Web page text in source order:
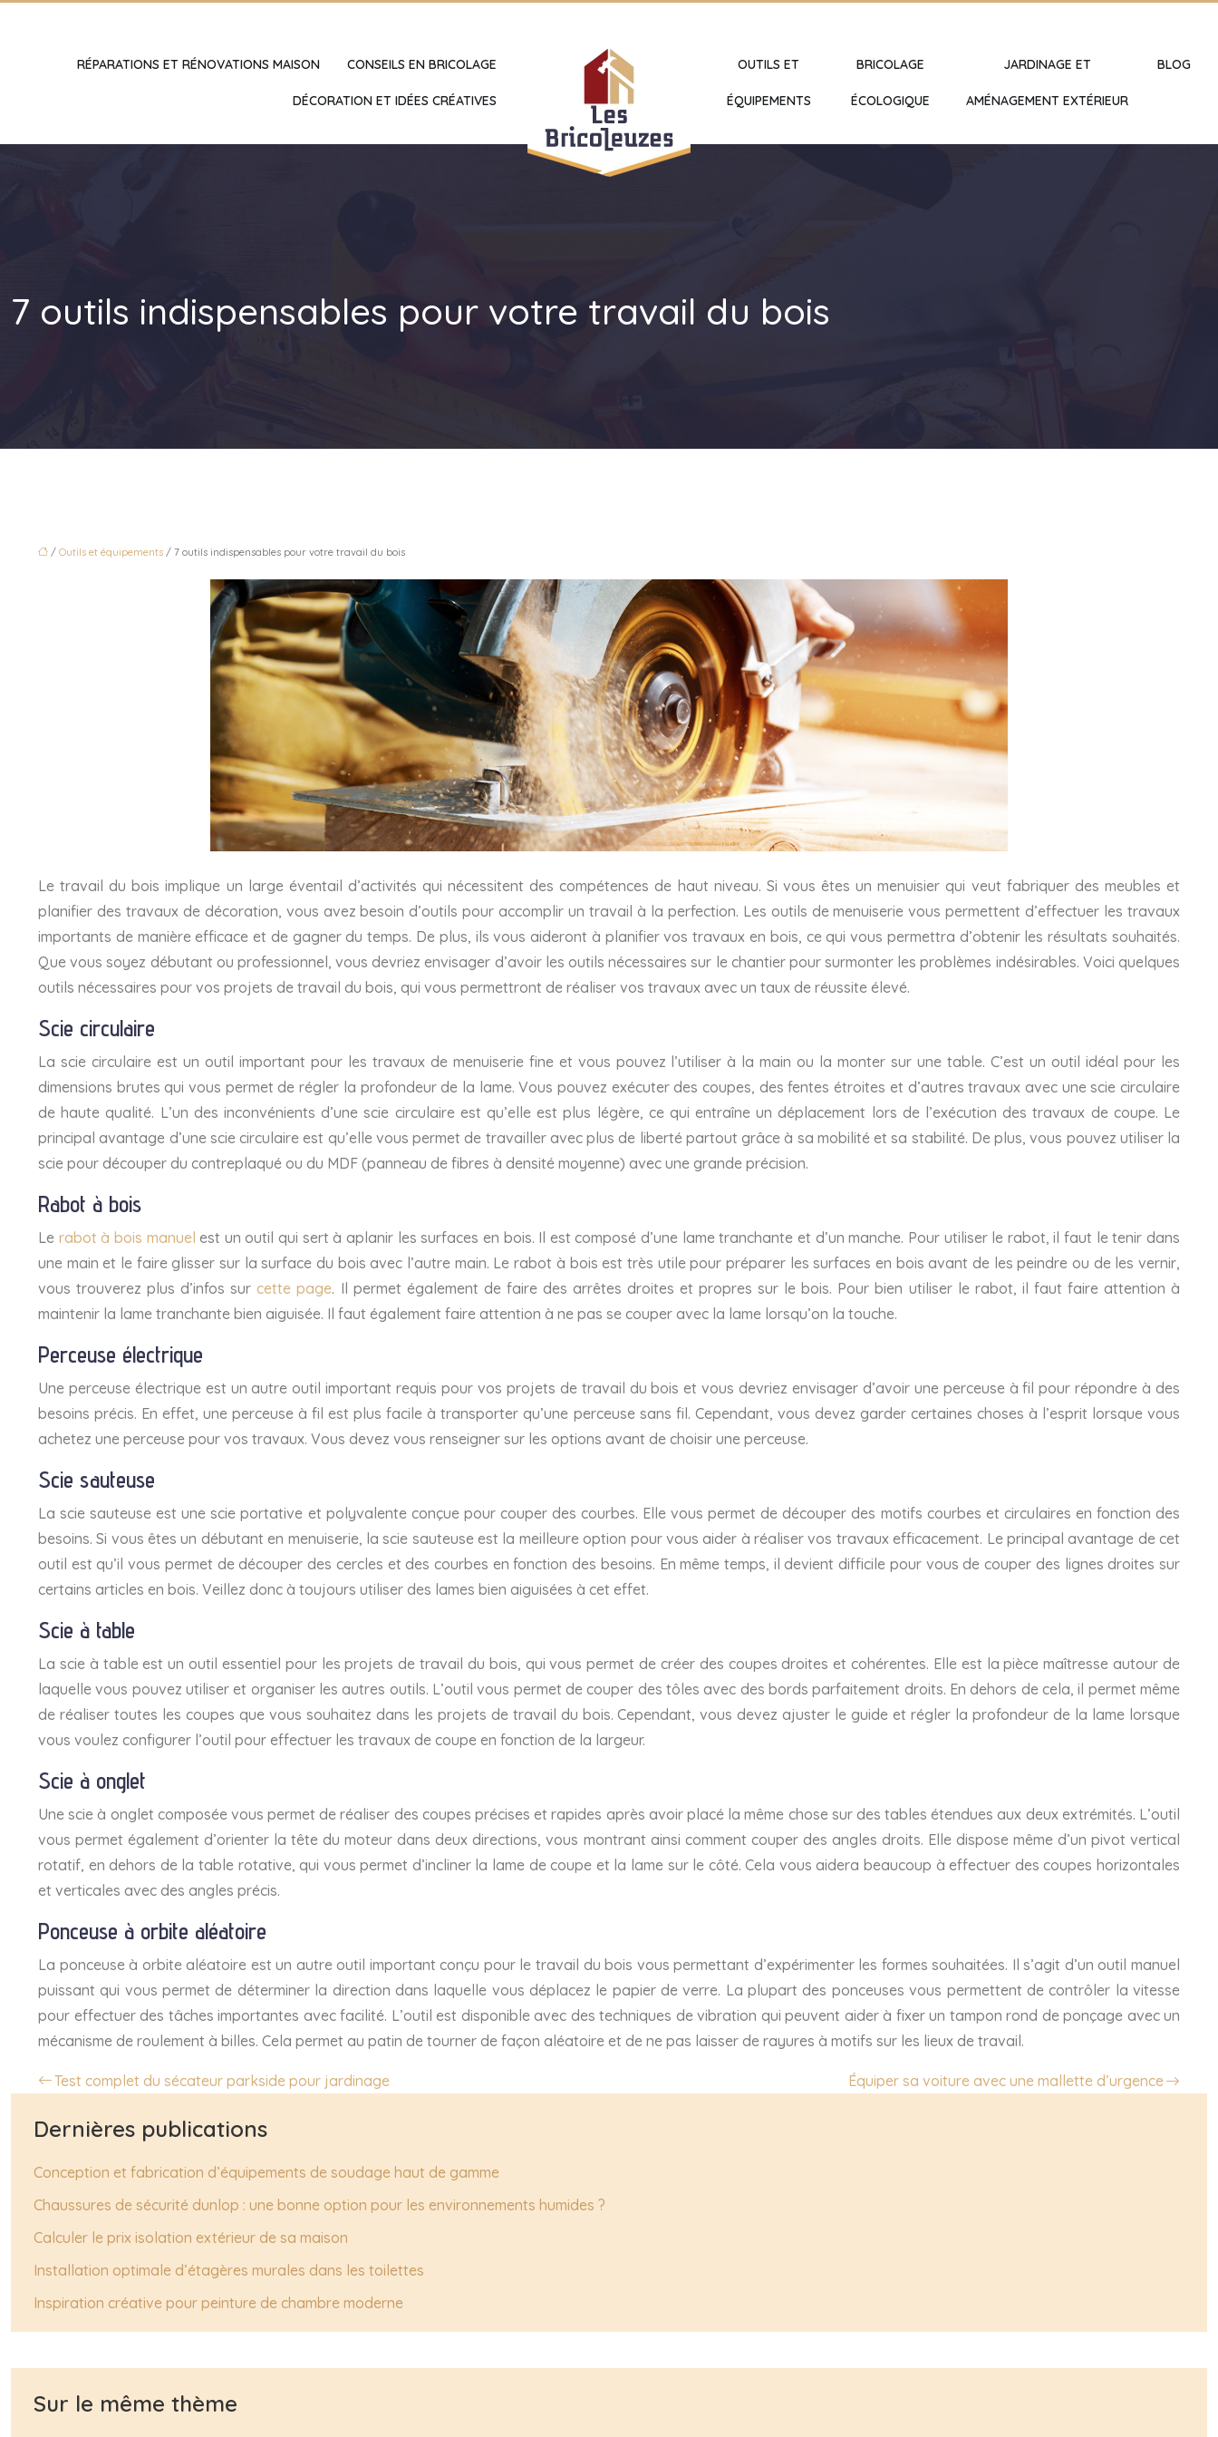
CONSEILS EN BRICOLAGE
RÉPARATIONS ET RÉNOVATIONS MAISON
DÉCORATION ET IDÉES CRÉATIVES
OUTILS ET
ÉQUIPEMENTS
BRICOLAGE
ÉCOLOGIQUE
JARDINAGE ET
AMÉNAGEMENT EXTÉRIEUR
BLOG
7 outils indispensables pour votre travail du bois
/ Outils et équipements / 7 outils indispensables pour votre travail du bois
Le travail du bois implique un large éventail d’activités qui nécessitent des compétences de haut niveau. Si vous êtes un menuisier qui veut fabriquer des meubles et
planifier des travaux de décoration, vous avez besoin d’outils pour accomplir un travail à la perfection. Les outils de menuiserie vous permettent d’effectuer les travaux
importants de manière efficace et de gagner du temps. De plus, ils vous aideront à planifier vos travaux en bois, ce qui vous permettra d’obtenir les résultats souhaités.
Que vous soyez débutant ou professionnel, vous devriez envisager d’avoir les outils nécessaires sur le chantier pour surmonter les problèmes indésirables. Voici quelques
outils nécessaires pour vos projets de travail du bois, qui vous permettront de réaliser vos travaux avec un taux de réussite élevé.
Scie circulaire
La scie circulaire est un outil important pour les travaux de menuiserie fine et vous pouvez l’utiliser à la main ou la monter sur une table. C’est un outil idéal pour les
dimensions brutes qui vous permet de régler la profondeur de la lame. Vous pouvez exécuter des coupes, des fentes étroites et d’autres travaux avec une scie circulaire
de haute qualité. L’un des inconvénients d’une scie circulaire est qu’elle est plus légère, ce qui entraîne un déplacement lors de l’exécution des travaux de coupe. Le
principal avantage d’une scie circulaire est qu’elle vous permet de travailler avec plus de liberté partout grâce à sa mobilité et sa stabilité. De plus, vous pouvez utiliser la
scie pour découper du contreplaqué ou du MDF (panneau de fibres à densité moyenne) avec une grande précision.
Rabot à bois
Le rabot à bois manuel est un outil qui sert à aplanir les surfaces en bois. Il est composé d’une lame tranchante et d’un manche. Pour utiliser le rabot, il faut le tenir dans
une main et le faire glisser sur la surface du bois avec l’autre main. Le rabot à bois est très utile pour préparer les surfaces en bois avant de les peindre ou de les vernir,
vous trouverez plus d’infos surcette page. Il permet également de faire des arrêtes droites et propres sur le bois. Pour bien utiliser le rabot, il faut faire attention à
maintenir la lame tranchante bien aiguisée. Il faut également faire attention à ne pas se couper avec la lame lorsqu’on la touche.
Perceuse électrique
Une perceuse électrique est un autre outil important requis pour vos projets de travail du bois et vous devriez envisager d’avoir une perceuse à fil pour répondre à des
besoins précis. En effet, une perceuse à fil est plus facile à transporter qu’une perceuse sans fil. Cependant, vous devez garder certaines choses à l’esprit lorsque vous
achetez une perceuse pour vos travaux. Vous devez vous renseigner sur les options avant de choisir une perceuse.
Scie sauteuse
La scie sauteuse est une scie portative et polyvalente conçue pour couper des courbes. Elle vous permet de découper des motifs courbes et circulaires en fonction des
besoins. Si vous êtes un débutant en menuiserie, la scie sauteuse est la meilleure option pour vous aider à réaliser vos travaux efficacement. Le principal avantage de cet
outil est qu’il vous permet de découper des cercles et des courbes en fonction des besoins. En même temps, il devient difficile pour vous de couper des lignes droites sur
certains articles en bois. Veillez donc à toujours utiliser des lames bien aiguisées à cet effet.
Scie à table
La scie à table est un outil essentiel pour les projets de travail du bois, qui vous permet de créer des coupes droites et cohérentes. Elle est la pièce maîtresse autour de
laquelle vous pouvez utiliser et organiser les autres outils. L’outil vous permet de couper des tôles avec des bords parfaitement droits. En dehors de cela, il permet même
de réaliser toutes les coupes que vous souhaitez dans les projets de travail du bois. Cependant, vous devez ajuster le guide et régler la profondeur de la lame lorsque
vous voulez configurer l’outil pour effectuer les travaux de coupe en fonction de la largeur.
Scie à onglet
Une scie à onglet composée vous permet de réaliser des coupes précises et rapides après avoir placé la même chose sur des tables étendues aux deux extrémités. L’outil
vous permet également d’orienter la tête du moteur dans deux directions, vous montrant ainsi comment couper des angles droits. Elle dispose même d’un pivot vertical
rotatif, en dehors de la table rotative, qui vous permet d’incliner la lame de coupe et la lame sur le côté. Cela vous aidera beaucoup à effectuer des coupes horizontales
et verticales avec des angles précis.
Ponceuse à orbite aléatoire
La ponceuse à orbite aléatoire est un autre outil important conçu pour le travail du bois vous permettant d’expérimenter les formes souhaitées. Il s’agit d’un outil manuel
puissant qui vous permet de déterminer la direction dans laquelle vous déplacez le papier de verre. La plupart des ponceuses vous permettent de contrôler la vitesse
pour effectuer des tâches importantes avec facilité. L’outil est disponible avec des techniques de vibration qui peuvent aider à fixer un tampon rond de ponçage avec un
mécanisme de roulement à billes. Cela permet au patin de tourner de façon aléatoire et de ne pas laisser de rayures à motifs sur les lieux de travail.
Test complet du sécateur parkside pour jardinage Équiper sa voiture avec une mallette d’urgence
Dernières publications
Conception et fabrication d’équipements de soudage haut de gamme
Chaussures de sécurité dunlop : une bonne option pour les environnements humides ?
Calculer le prix isolation extérieur de sa maison
Installation optimale d’étagères murales dans les toilettes
Inspiration créative pour peinture de chambre moderne
Sur le même thème